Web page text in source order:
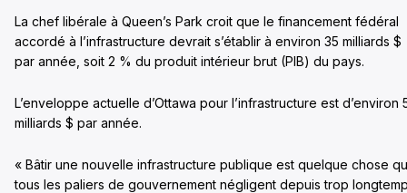
La chef libérale à Queen’s Park croit que le financement fédéral
accordé à l’infrastructure devrait s’établir à environ 35 milliards $
par année, soit 2 % du produit intérieur brut (PIB) du pays.
L’enveloppe actuelle d’Ottawa pour l’infrastructure est d’environ
milliards $ par année.
« Bâtir une nouvelle infrastructure publique est quelque chose
tous les paliers de gouvernement négligent depuis trop